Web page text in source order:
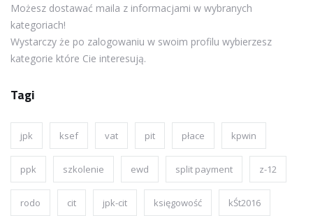
Możesz dostawać maila z informacjami w wybranych
kategoriach!
Wystarczy że po zalogowaniu w swoim profilu wybierzesz
kategorie które Cie interesują.
Tagi
jpk ksef vat pit płace kpwin
ppk szkolenie ewd split payment z-12
rodo cit jpk-cit księgowość kŚt2016